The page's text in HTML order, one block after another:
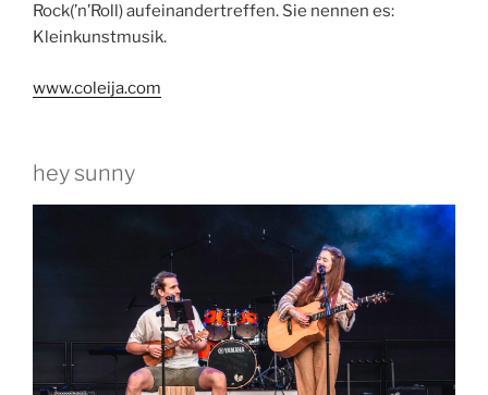
Rock(’n’Roll) aufeinandertreffen. Sie nennen es:
Kleinkunstmusik.
www.coleija.com
hey sunny